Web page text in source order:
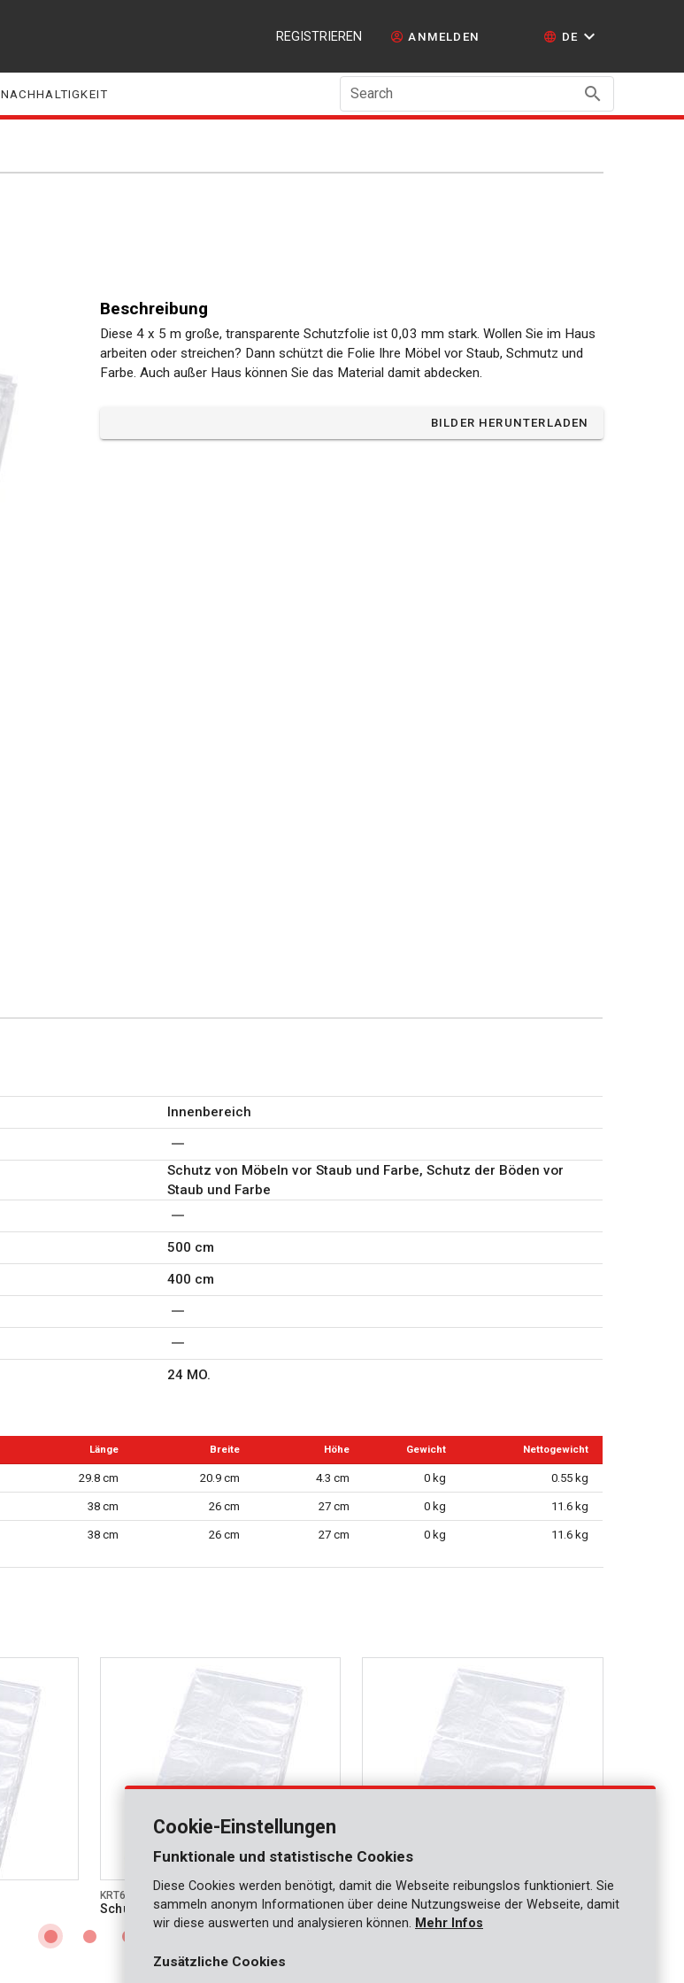
REGISTRIEREN ANMELDEN DE
NACHHALTIGKEIT Search
Beschreibung
Diese 4 x 5 m große, transparente Schutzfolie ist 0,03 mm stark. Wollen Sie im Haus
arbeiten oder streichen? Dann schützt die Folie Ihre Möbel vor Staub, Schmutz und
Farbe. Auch außer Haus können Sie das Material damit abdecken.
BILDER HERUNTERLADEN
Innenbereich
Schutz von Möbeln vor Staub und Farbe, Schutz der Böden vor
Staub und Farbe
500 cm
400 cm
24 MO.
Länge Breite Höhe Gewicht Nettogewicht
29.8 cm 20.9 cm 4.3 cm 0 kg 0.55 kg
38 cm 26 cm 27 cm 0 kg 11.6 kg
38 cm 26 cm 27 cm 0 kg 11.6 kg
KRT663002
Schutzhülle 0,1mm 3x6m Schutzhülle 0,1mm 4x6m
Cookie-Einstellungen
Funktionale und statistische Cookies
Diese Cookies werden benötigt, damit die Webseite reibungslos funktioniert. Sie
sammeln anonym Informationen über deine Nutzungsweise der Webseite, damit
wir diese auswerten und analysieren können. Mehr Infos
Zusätzliche Cookies